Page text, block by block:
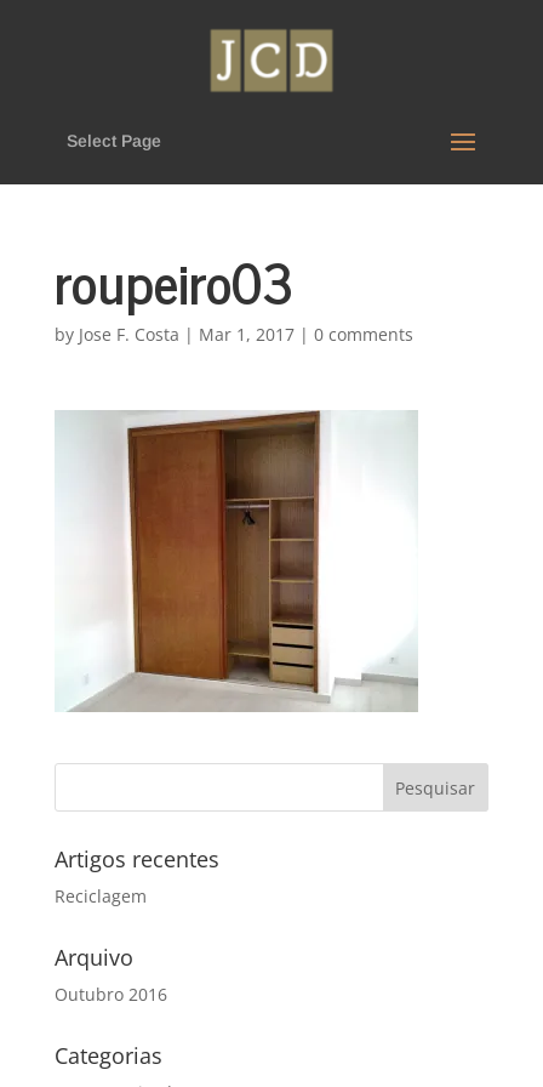
Select Page
roupeiro03
by Jose F. Costa | Mar 1, 2017| 0 comments
Artigos recentes
Reciclagem
Arquivo
Outubro 2016
Categorias